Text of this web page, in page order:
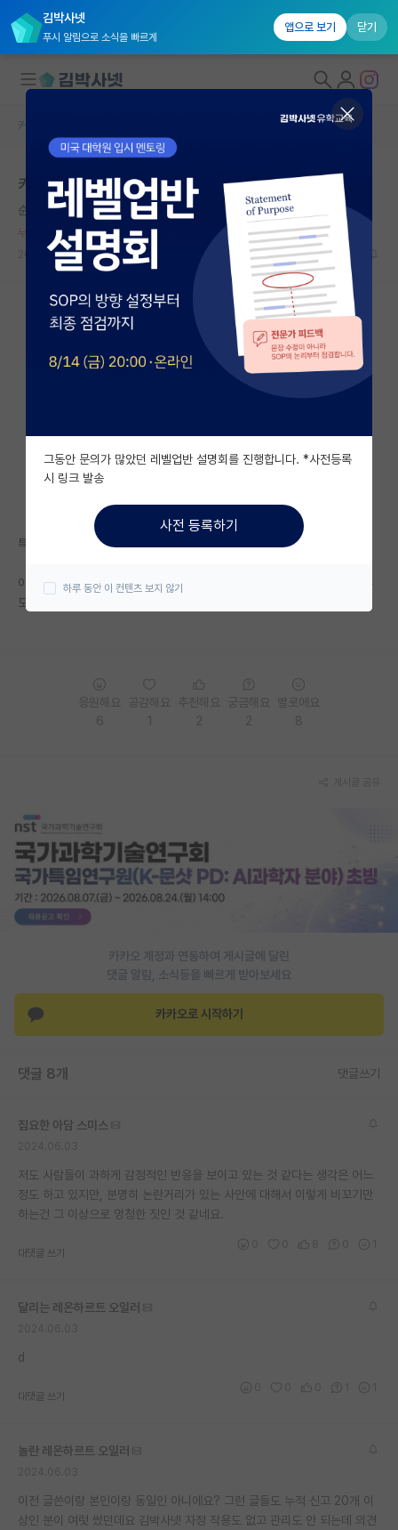
김박사넷
푸시 알림으로 소식을 빠르게
앱으로 보기 닫기
대학원생 모집
국내대학원 정보
연구실&오픈랩
커뮤니티
커뮤니티 홈
전체글보기
베스트 게시판
자유 게시판(아무개랩)
미국 유학 게시판
미국 대학원 합격 후기 게시판
대학원생 모집 게시판
연구실(PI) 홍보 게시판
PI 전용 게시판
인문사회 계열 게시판
특수/전문대학원 게시판
장학금/장학생 게시판
홍보 게시판
커리어
반도체 아카데미
재팬라운지 🌸
커뮤니티 홈
카이스트 AI에 부들대는 꼴이란 ㅋㅋ
순수한 호르헤 보르헤스
누적 신고가 20개 이상인 사용자입니다.
2024.06.03
8 2192
특혜니 로열패밀리니 지역개발이니
이런거 들먹이는거 보니까 다들 누구보다 강남, 서울 어딘가... 하다못해 수
도권에라도 살고싶어하는구나 느껴짐
카카오 계정과 연동하여 게시글에 달린
댓글 알람, 소식등을 빠르게 받아보세요
카카오로 시작하기
댓글 8개 댓글쓰기
집요한 아담 스미스
저도 사람들이 과하게 감정적인 반응을 보이고 있는 것 같다는 생각은 어느
정도 하고 있지만, 분명히 논란거리가 있는 사안에 대해서 이렇게 비꼬기만
하는건 그 이상으로 멍청한 짓인 것 같네요.
대댓글 쓰기
달리는 레온하르트 오일러
d
대댓글 쓰기
놀란 레온하르트 오일러
이전 글쓴이랑 본인이랑 동일인 아니에요? 그런 글들도 누적 신고 20개 이
상인 분이 여럿 썼던데요 김박사넷 자정 작용도 없고 관리도 안 되는데 의견
그동안 문의가 많았던 레벨업반 설명회를 진행합니다. *사전등록
시 링크 발송
사전 등록하기
하루 동안 이 컨텐츠 보지 않기